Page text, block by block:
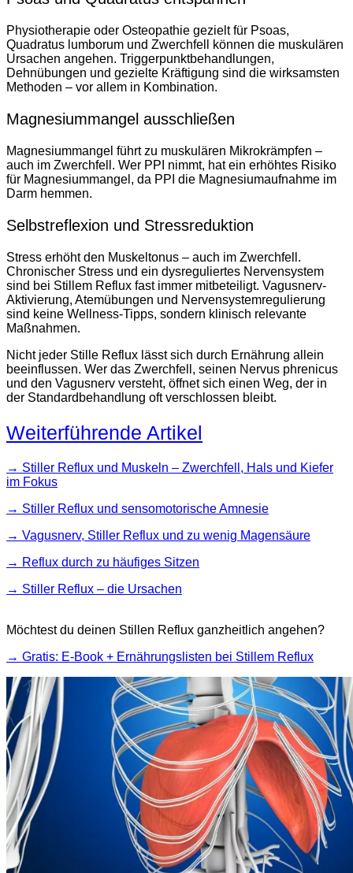
Physiotherapie oder Osteopathie gezielt für Psoas,
Quadratus lumborum und Zwerchfell können die muskulären
Ursachen angehen. Triggerpunktbehandlungen,
Dehnübungen und gezielte Kräftigung sind die wirksamsten
Methoden – vor allem in Kombination.
Magnesiummangel ausschließen
Magnesiummangel führt zu muskulären Mikrokrämpfen –
auch im Zwerchfell. Wer PPI nimmt, hat ein erhöhtes Risiko
für Magnesiummangel, da PPI die Magnesiumaufnahme im
Darm hemmen.
Selbstreflexion und Stressreduktion
Stress erhöht den Muskeltonus – auch im Zwerchfell.
Chronischer Stress und ein dysreguliertes Nervensystem
sind bei Stillem Reflux fast immer mitbeteiligt. Vagusnerv-
Aktivierung, Atemübungen und Nervensystemregulierung
sind keine Wellness-Tipps, sondern klinisch relevante
Maßnahmen.
Nicht jeder Stille Reflux lässt sich durch Ernährung allein
beeinflussen. Wer das Zwerchfell, seinen Nervus phrenicus
und den Vagusnerv versteht, öffnet sich einen Weg, der in
der Standardbehandlung oft verschlossen bleibt.
Weiterführende Artikel
→ Stiller Reflux und Muskeln – Zwerchfell, Hals und Kiefer
im Fokus
→ Stiller Reflux und sensomotorische Amnesie
→ Vagusnerv, Stiller Reflux und zu wenig Magensäure
→ Reflux durch zu häufiges Sitzen
→ Stiller Reflux – die Ursachen
Möchtest du deinen Stillen Reflux ganzheitlich angehen?
→ Gratis: E-Book + Ernährungslisten bei Stillem Reflux